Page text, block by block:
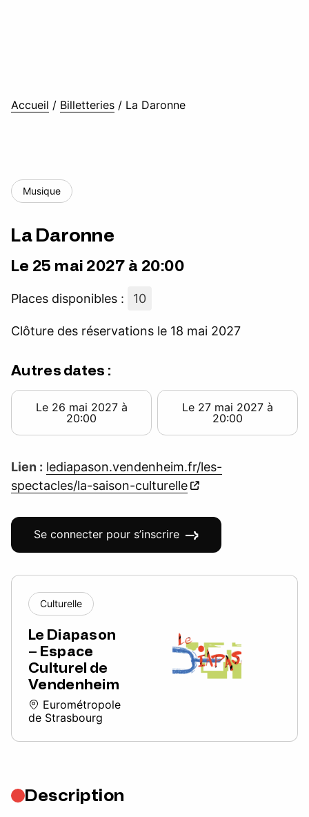
Accueil / Billetteries / La Daronne
Musique
La Daronne
Le 25 mai 2027 à 20:00
Places disponibles : 10
Clôture des réservations le 18 mai 2027
Autres dates :
Le 26 mai 2027 à
20:00
Le 27 mai 2027 à
20:00
Lien : lediapason.vendenheim.fr/les-
spectacles/la-saison-culturelle
Se connecter pour s’inscrire
Culturelle
Le Diapason
– Espace
Culturel de
Vendenheim
Eurométropole
de Strasbourg
Description